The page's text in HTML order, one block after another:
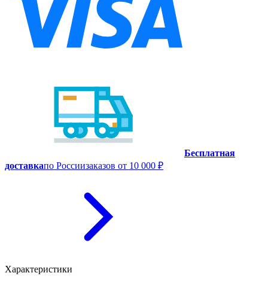
Бесплатная
доставкапо Россиизаказов от 10 000 ₽
Характеристики